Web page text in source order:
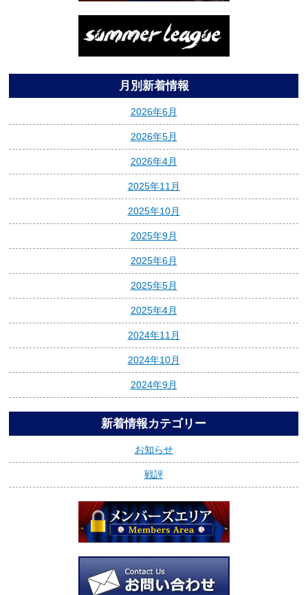
月別新着情報
2026年6月
2026年5月
2026年4月
2025年11月
2025年10月
2025年9月
2025年6月
2025年5月
2025年4月
2024年11月
2024年10月
2024年9月
新着情報カテゴリー
お知らせ
戦評